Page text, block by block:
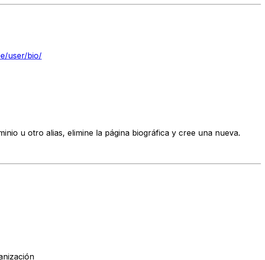
user/bio/
u otro alias, elimine la página biográfica y cree una nueva.